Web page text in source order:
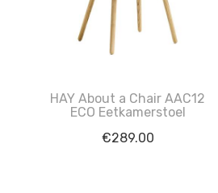
HAY About a Chair AAC12
ECO Eetkamerstoel
€289.00